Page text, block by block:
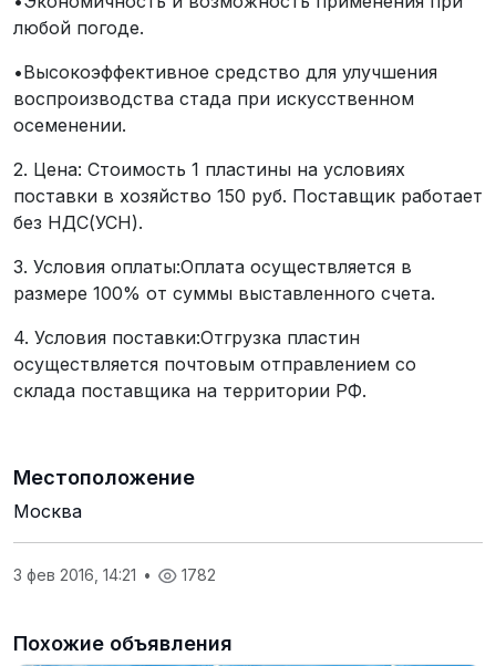
любой погоде.
•Высокоэффективное средство для улучшения
воспроизводства стада при искусственном
осеменении.
2. Цена: Стоимость 1 пластины на условиях
поставки в хозяйство 150 руб. Поставщик работает
без НДС(УСН).
3. Условия оплаты:Оплата осуществляется в
размере 100% от суммы выставленного счета.
4. Условия поставки:Отгрузка пластин
осуществляется почтовым отправлением со
склада поставщика на территории РФ.
Местоположение
Москва
3 фев 2016, 14:21 • 1782
Похожие объявления